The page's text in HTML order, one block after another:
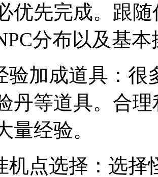
优先完成。跟
分布以及基本
验加成道具：
丹等道具。合
量经验。
机点选择：选